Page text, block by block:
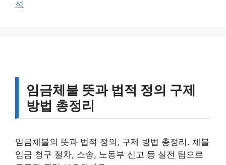
석
임금체불 뜻과 법적 정의 구제
방법 총정리
임금체불의 뜻과 법적 정의, 구제 방법 총정리. 체불
임금 청구 절차, 소송, 노동부 신고 등 실전 팁으로